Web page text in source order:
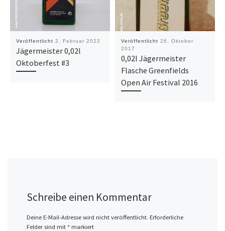
Veröffentlicht 2. Februar 2022
Jägermeister 0,02l
Oktoberfest #3
Veröffentlicht 26. Oktober
2017
0,02l Jägermeister
Flasche Greenfields
Open Air Festival 2016
Schreibe einen Kommentar
Deine E-Mail-Adresse wird nicht veröffentlicht. Erforderliche
Felder sind mit *markiert